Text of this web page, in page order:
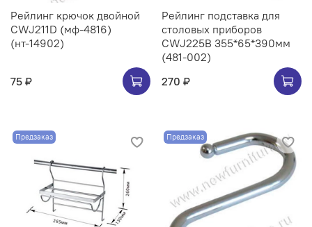
Рейлинг крючок двойной
CWJ211D (мф-4816)
(нт-14902)
75 ₽
Рейлинг подставка для
столовых приборов
CWJ225B 355*65*390мм
(481-002)
270 ₽
Предзаказ Предзаказ